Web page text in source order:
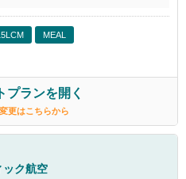
MEAL
プランを開く
更はこちらから
ック航空